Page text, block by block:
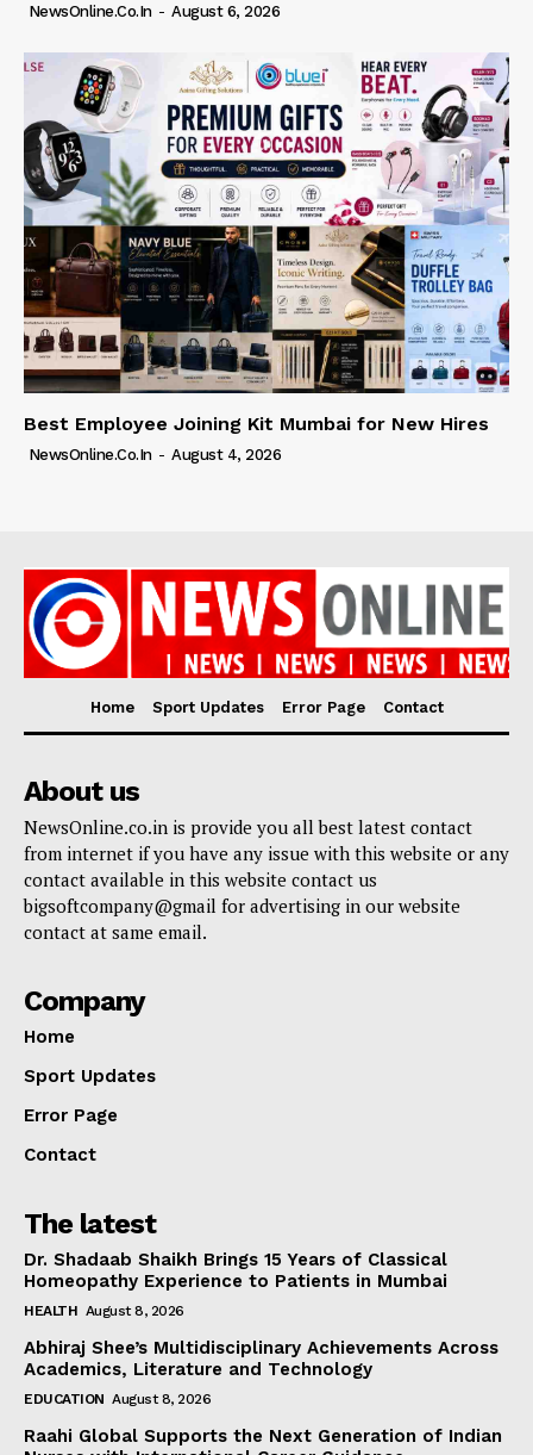
NewsOnline.co.in - August 6, 2026
Best Employee Joining Kit Mumbai for New Hires
NewsOnline.co.in - August 4, 2026
Home Sport Updates Error Page Contact
About us
NewsOnline.co.in is provide you all best latest contact
from internet if you have any issue with this website or any
contact available in this website contact us
bigsoftcompany@gmail for advertising in our website
contact at same email.
Company
Home
Sport Updates
Error Page
Contact
The latest
Dr. Shadaab Shaikh Brings 15 Years of Classical
Homeopathy Experience to Patients in Mumbai
HEALTH August 8, 2026
Abhiraj Shee’s Multidisciplinary Achievements Across
Academics, Literature and Technology
EDUCATION August 8, 2026
Raahi Global Supports the Next Generation of Indian